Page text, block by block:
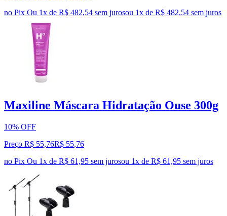
no Pix Ou 1x de R$ 482,54 sem jurosou 1x de R$ 482,54 sem juros
Maxiline Máscara Hidratação Ouse 300g
10% OFF
Preço R$ 55,76R$ 55,76
no Pix Ou 1x de R$ 61,95 sem jurosou 1x de R$ 61,95 sem juros